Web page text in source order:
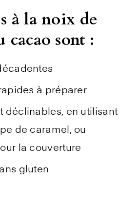
à la noix de
cacao sont :
à préparer
déclinables, en utilisant
de caramel, ou
la couverture
gluten